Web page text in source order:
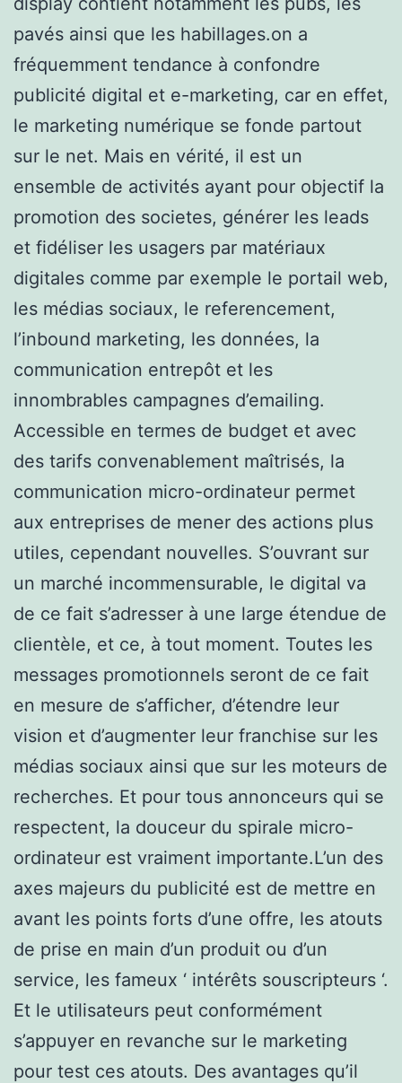
pavés ainsi que les habillages.on a
fréquemment tendance à confondre
publicité digital et e-marketing, car en effet,
le marketing numérique se fonde partout
sur le net. Mais en vérité, il est un
ensemble de activités ayant pour objectif la
promotion des societes, générer les leads
et fidéliser les usagers par matériaux
digitales comme par exemple le portail web,
les médias sociaux, le referencement,
l’inbound marketing, les données, la
communication entrepôt et les
innombrables campagnes d’emailing.
Accessible en termes de budget et avec
des tarifs convenablement maîtrisés, la
communication micro-ordinateur permet
aux entreprises de mener des actions plus
utiles, cependant nouvelles. S’ouvrant sur
un marché incommensurable, le digital va
de ce fait s’adresser à une large étendue de
clientèle, et ce, à tout moment. Toutes les
messages promotionnels seront de ce fait
en mesure de s’afficher, d’étendre leur
vision et d’augmenter leur franchise sur les
médias sociaux ainsi que sur les moteurs de
recherches. Et pour tous annonceurs qui se
respectent, la douceur du spirale micro-
ordinateur est vraiment importante.L’un des
axes majeurs du publicité est de mettre en
avant les points forts d’une offre, les atouts
de prise en main d’un produit ou d’un
service, les fameux ‘ intérêts souscripteurs ‘.
Et le utilisateurs peut conformément
s’appuyer en revanche sur le marketing
pour test ces atouts. Des avantages qu’il